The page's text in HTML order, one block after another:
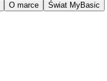
O marce Świat MyBasic